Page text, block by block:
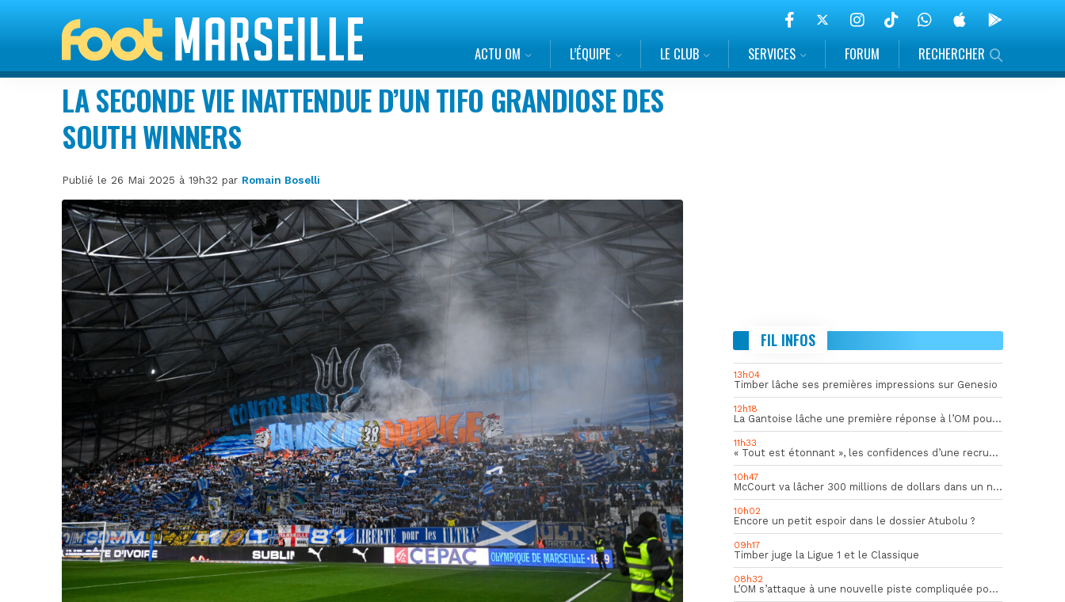
ACTU OM L’ÉQUIPE LE CLUB SERVICES FORUM RECHERCHER
LA SECONDE VIE INATTENDUE D’UN TIFO GRANDIOSE DES
SOUTH WINNERS
Publié le 26 Mai 2025 à 19h32 par Romain Boselli
FIL INFOS
13h04
Timber lâche ses premières impressions sur Genesio
12h18
La Gantoise lâche une première réponse à l’OM pour Goore
11h33
« Tout est étonnant », les confidences d’une recrue du mercato hivernal de l’OM
10h47
McCourt va lâcher 300 millions de dollars dans un nouveau projet
10h02
Encore un petit espoir dans le dossier Atubolu ?
09h17
Timber juge la Ligue 1 et le Classique
08h32
L’OM s’attaque à une nouvelle piste compliquée pour la succession de Rulli